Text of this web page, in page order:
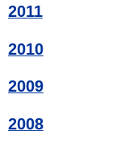
2011
2010
2009
2008